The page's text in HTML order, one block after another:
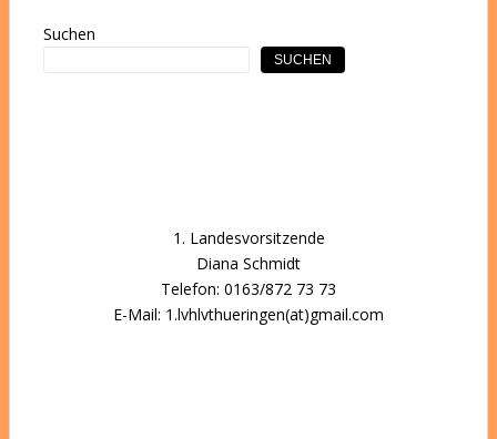
Suchen
SUCHEN
1. Landesvorsitzende
Diana Schmidt
Telefon: 0163/872 73 73
E-Mail: 1.lvhlvthueringen(at)gmail.com